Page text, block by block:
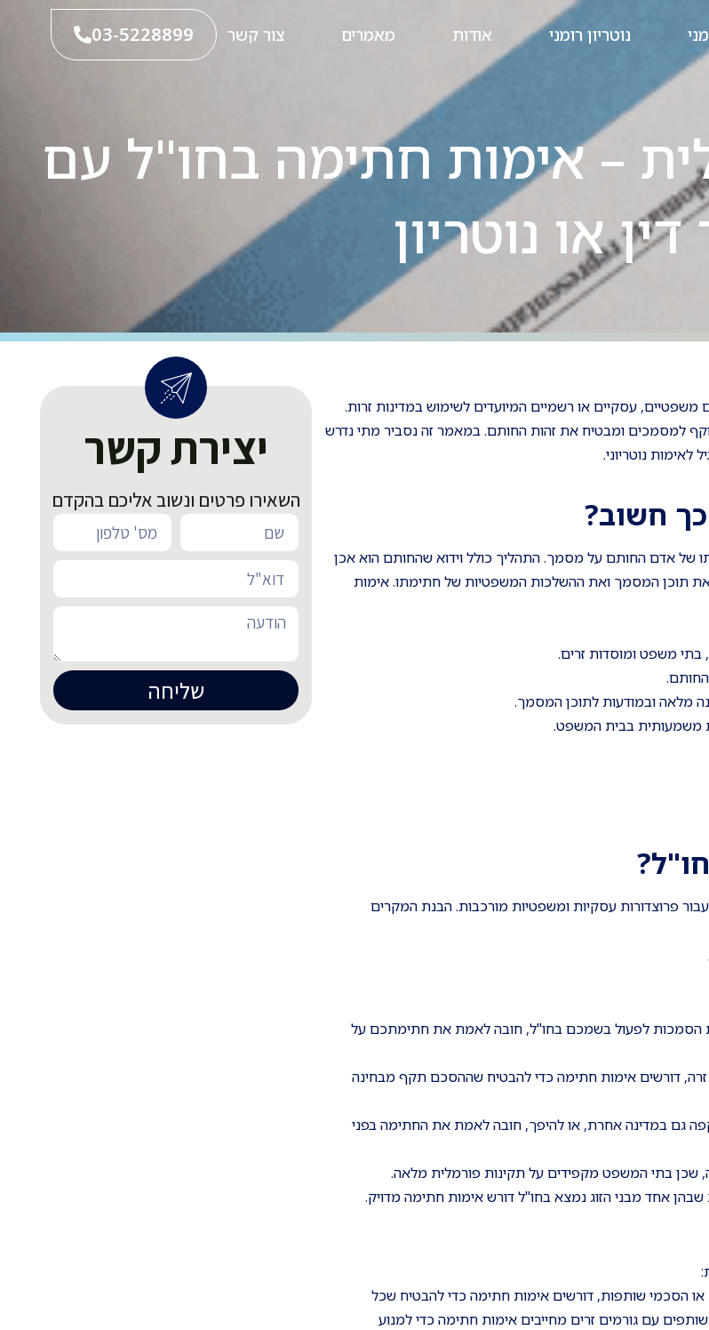
נוטריון רומני אודות מאמרים צור קשר 03-5228899
– אימות חתימה בחו"ל עם
או נוטריון
עסקיים או רשמיים המיועדים לשימוש במדינות זרות.
למסמכים ומבטיח את זהות החותם. במאמר זה נסביר מתי נדרש
נוטריוני.
חשוב?
של אדם החותם על מסמך. התהליך כולל וידוא שהחותם הוא אכן
תוכן המסמך ואת ההשלכות המשפטיות של חתימתו. אימות
משפט ומוסדות זרים.
החותם.
מלאה ובמודעות לתוכן המסמך.
משמעותית בבית המשפט.
פרוצדורות עסקיות ומשפטיות מורכבות. הבנת המקרים
הסמכות לפעול בשמכם בחו"ל, חובה לאמת את חתימתכם על
דורשים אימות חתימה כדי להבטיח שההסכם תקף מבחינה
גם במדינה אחרת, או להיפך, חובה לאמת את החתימה בפני
שכן בתי המשפט מקפידים על תקינות פורמלית מלאה.
אחד מבני הזוג נמצא בחו"ל דורש אימות חתימה מדויק.
הסכמי שותפות, דורשים אימות חתימה כדי להבטיח שכל
עם גורמים זרים מחייבים אימות חתימה כדי למנוע
יצירת קשר
השאירו פרטים ונשוב אליכם בהקדם
שליחה